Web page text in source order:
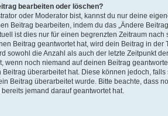
bearbeiten oder löschen?
oder Moderator bist, kannst du nur deine
Beitrag bearbeiten, indem du das „Ändere
ist dies nur für einen begrenzten Zeitraum
Beitrag geantwortet hat, wird dein Beitrag in der
sowohl die Anzahl als auch der letzte Zeitpunkt
wenn noch niemand auf deinen Beitrag
überarbeitet hat. Diese können jedoch,
Beitrag überarbeitet wurde. Bitte beachte, dass
jemand darauf geantwortet hat.